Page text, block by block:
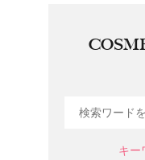
キー